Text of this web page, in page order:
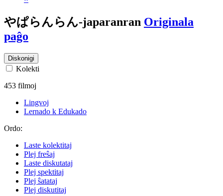
やぱらんらん-japaranran Originala
paĝo
Diskonigi
Kolekti
453 filmoj
Lingvoj
Lernado k Edukado
Ordo:
Laste kolektitaj
Plej freŝaj
Laste diskutataj
Plej spektitaj
Plej ŝatataj
Plej diskutitaj